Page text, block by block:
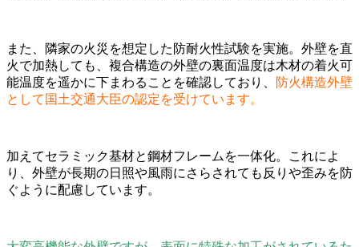
また、隣家の火災を想定した防耐火性試験を実施。外壁を直
火で加熱しても、複合構造の外壁の裏面温度は木材の着火可
能温度を遥かに下まわることを確認しており、
防火構造外壁
として国土交通大臣の認定を受けています。
加えてセラミック基材と鋼材フレームを一体化。これによ
り、外壁が長期の日照や風雨にさらされても反りや歪みを防
ぐように配慮しています。